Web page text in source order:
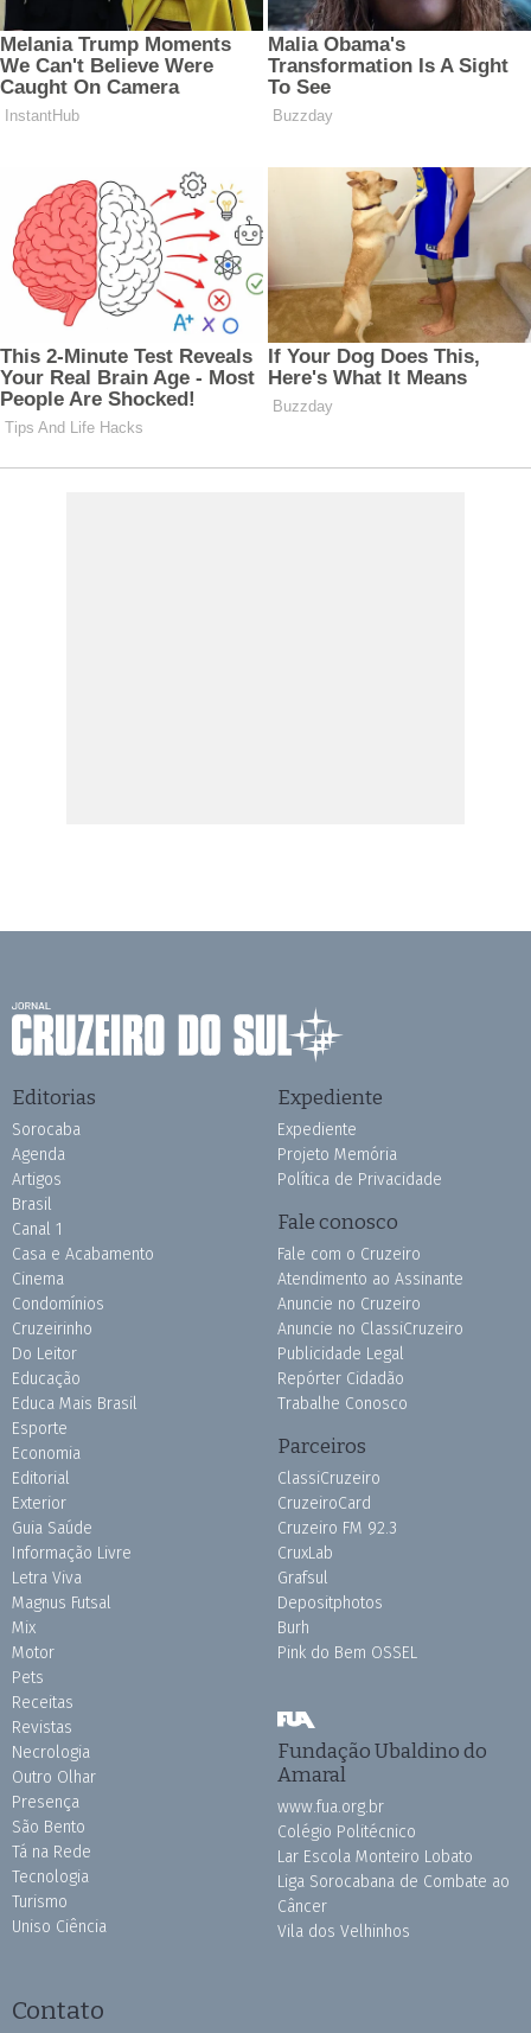
Editorias
Sorocaba
Agenda
Artigos
Brasil
Canal 1
Casa e Acabamento
Cinema
Condomínios
Cruzeirinho
Do Leitor
Educação
Educa Mais Brasil
Esporte
Economia
Editorial
Exterior
Guia Saúde
Informação Livre
Letra Viva
Magnus Futsal
Mix
Motor
Pets
Receitas
Revistas
Necrologia
Outro Olhar
Presença
São Bento
Tá na Rede
Tecnologia
Turismo
Uniso Ciência
Expediente
Expediente
Projeto Memória
Política de Privacidade
Fale conosco
Fale com o Cruzeiro
Atendimento ao Assinante
Anuncie no Cruzeiro
Anuncie no ClassiCruzeiro
Publicidade Legal
Repórter Cidadão
Trabalhe Conosco
Parceiros
ClassiCruzeiro
CruzeiroCard
Cruzeiro FM 92.3
CruxLab
Grafsul
Depositphotos
Burh
Pink do Bem OSSEL
Fundação Ubaldino do
Amaral
www.fua.org.br
Colégio Politécnico
Lar Escola Monteiro Lobato
Liga Sorocabana de Combate ao
Câncer
Vila dos Velhinhos
Contato